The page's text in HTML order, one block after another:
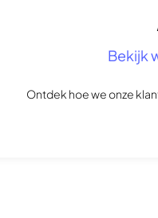
Bekijk
Ontdek hoe we onze